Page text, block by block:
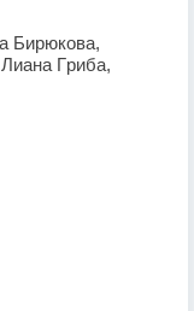
Биpюкoвa,
Гpибa,